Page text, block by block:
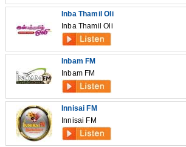
Inba Thamil Oli
Inba Thamil Oli
Inbam FM
Inbam FM
Innisai FM
Innisai FM